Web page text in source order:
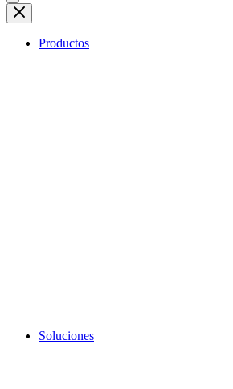
Productos
Soluciones